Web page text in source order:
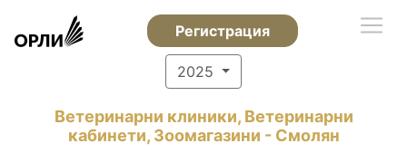
Регистрация
2025
Ветеринарни клиники, Ветеринарни
кабинети, Зоомагазини - Смолян